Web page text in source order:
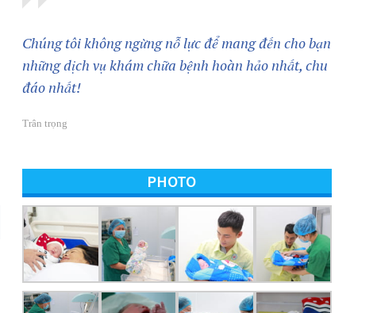
Chúng tôi không ngừng nỗ lực để mang đến cho bạn
những dịch vụ khám chữa bệnh hoàn hảo nhất, chu
đáo nhất!
Trân trọng
PHOTO